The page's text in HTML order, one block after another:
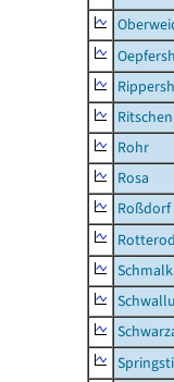
Rohr
Rosa
Roßdorf